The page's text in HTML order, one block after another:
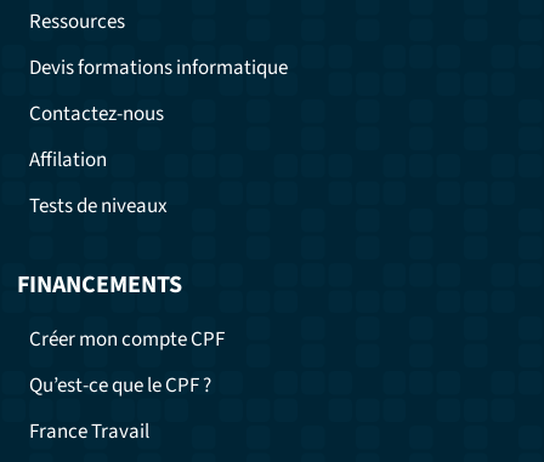
Ressources
Devis formations informatique
Contactez-nous
Affilation
Tests de niveaux
FINANCEMENTS
Créer mon compte CPF
Qu’est-ce que le CPF ?
France Travail